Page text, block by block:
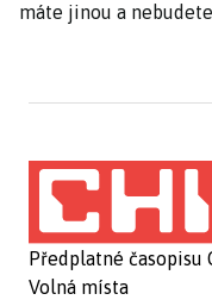
máte jinou a
Předplatné časopisu
Volná místa